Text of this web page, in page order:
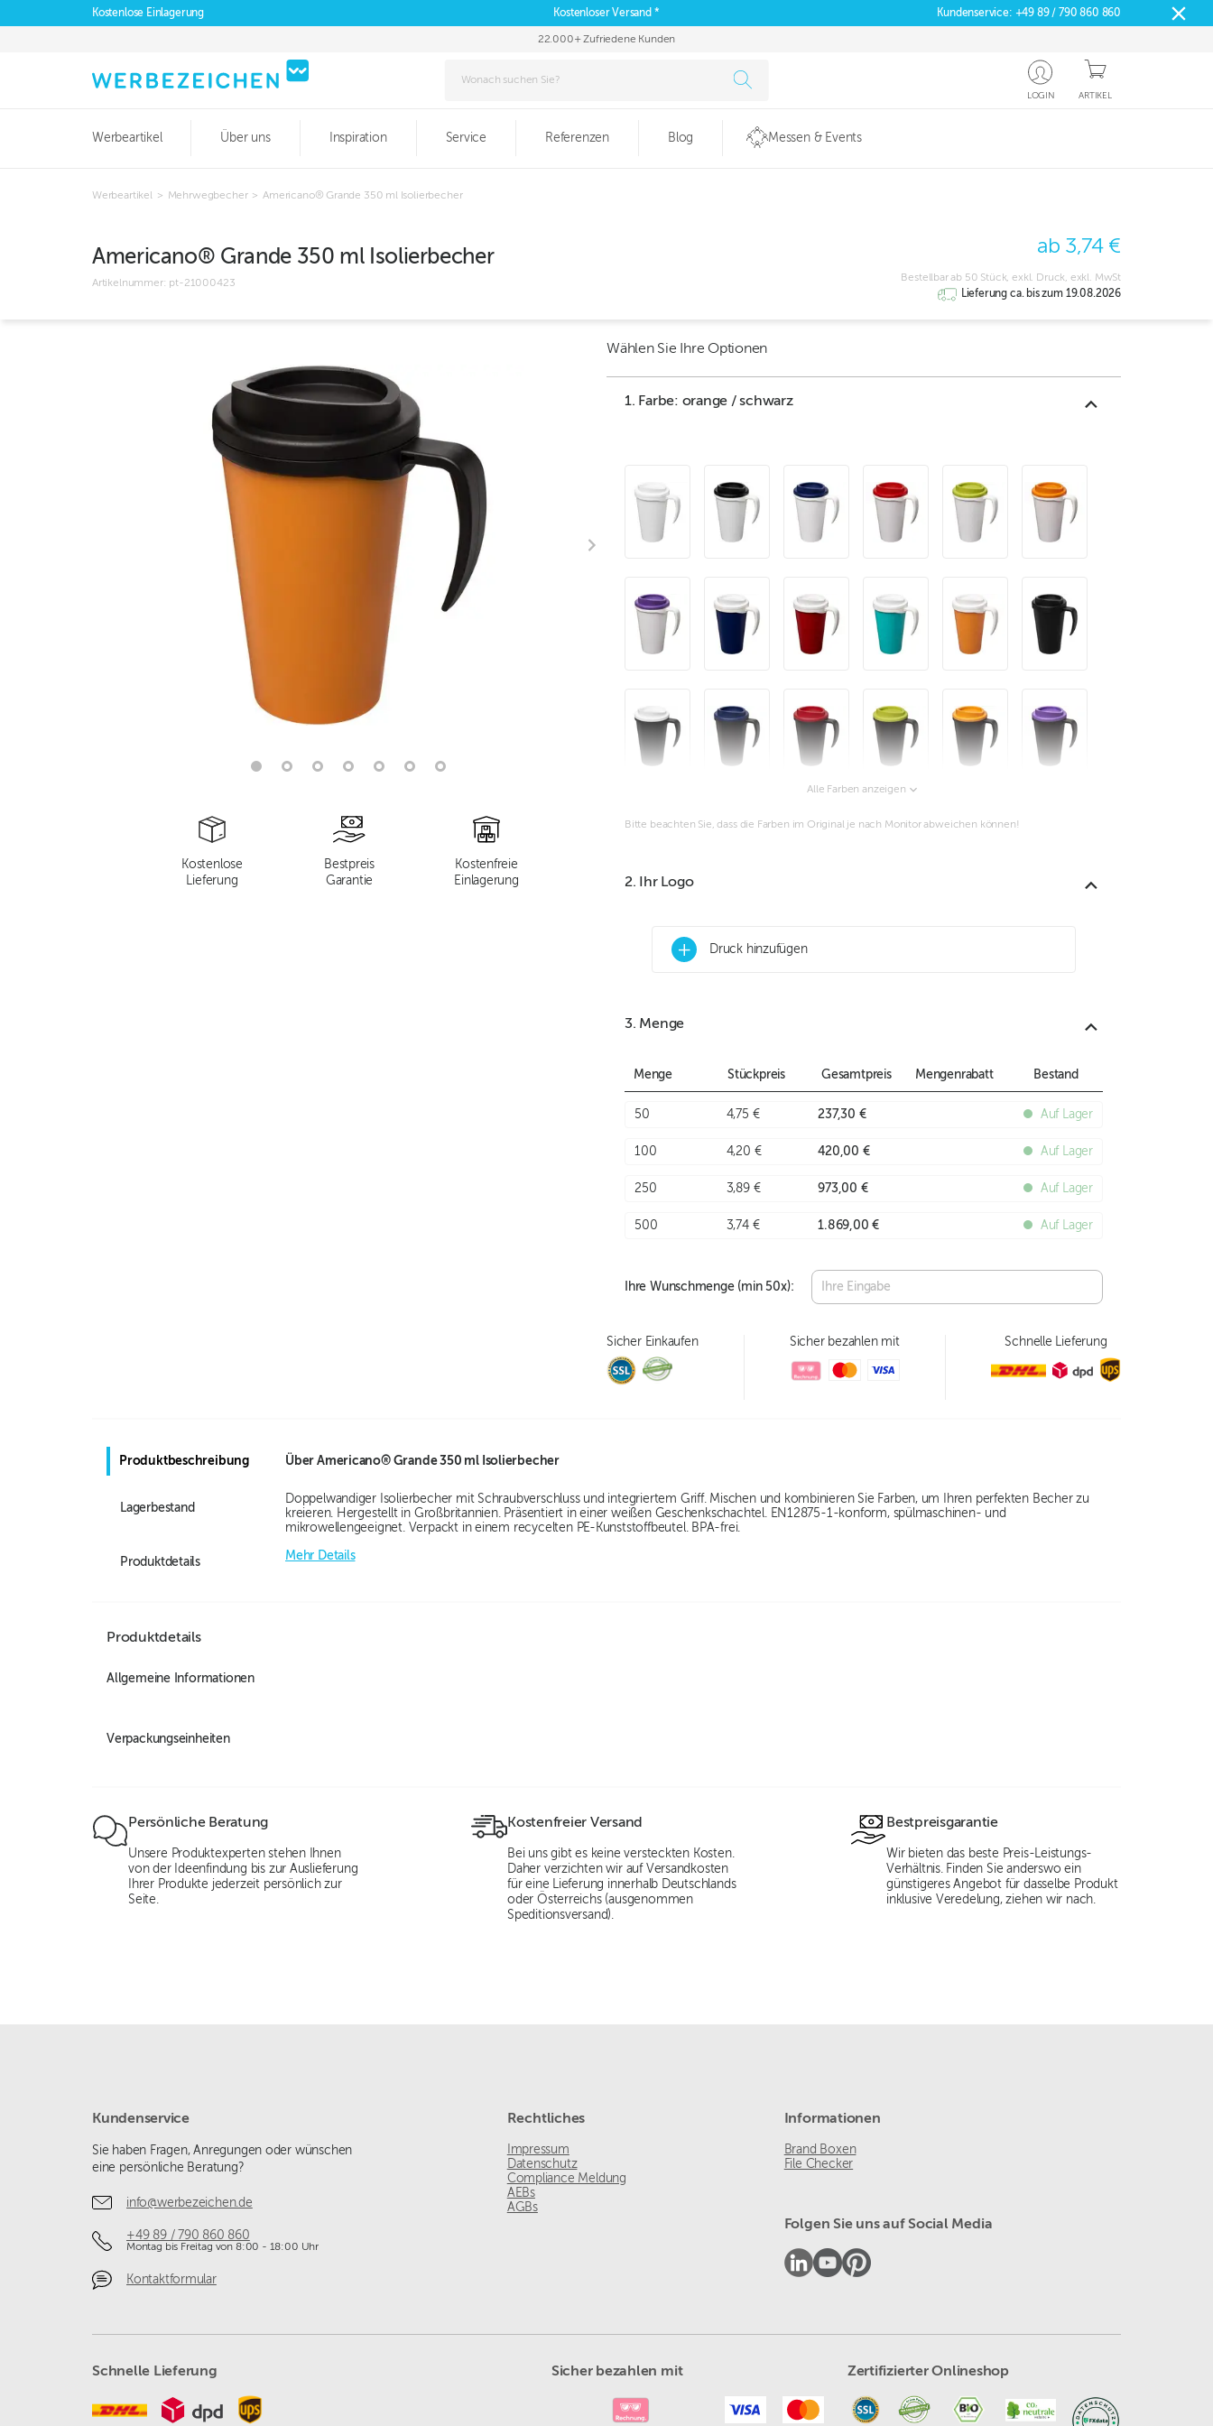
Kostenlose Einlagerung Kostenloser Versand * Kundenservice: +49 89 / 790 860 860
22.000+ Zufriedene Kunden
LOGIN ARTIKEL
Werbeartikel Über uns Inspiration Service Referenzen Blog Messen & Events
Werbeartikel > Mehrwegbecher > Americano® Grande 350 ml Isolierbecher
Americano® Grande 350 ml Isolierbecher
Artikelnummer: pt-21000423
ab 3,74 €
Bestellbar ab 50 Stück, exkl. Druck, exkl. MwSt
Lieferung ca. bis zum 19.08.2026
Kostenlose
Lieferung
Bestpreis
Garantie
Kostenfreie
Einlagerung
Wählen Sie Ihre Optionen
1. Farbe: orange / schwarz
Alle Farben anzeigen
Bitte beachten Sie, dass die Farben im Original je nach Monitor abweichen können!
2. Ihr Logo
+ Druck hinzufügen
3. Menge
Menge Stückpreis Gesamtpreis Mengenrabatt Bestand
50 4,75 € 237,30 € Auf Lager
100 4,20 € 420,00 € Auf Lager
250 3,89 € 973,00 € Auf Lager
500 3,74 € 1.869,00 € Auf Lager
Ihre Wunschmenge (min50x):
Sicher Einkaufen Sicher bezahlen mit Schnelle Lieferung
Produktbeschreibung
Lagerbestand
Produktdetails
Über Americano® Grande 350 ml Isolierbecher
Doppelwandiger Isolierbecher mit Schraubverschluss und integriertem Griff. Mischen und kombinieren Sie Farben, um Ihren perfekten Becher zu
kreieren. Hergestellt in Großbritannien. Präsentiert in einer weißen Geschenkschachtel. EN12875-1-konform, spülmaschinen- und
mikrowellengeeignet. Verpackt in einem recycelten PE-Kunststoffbeutel. BPA-frei.
Mehr Details
Produktdetails
Allgemeine Informationen
Verpackungseinheiten
Persönliche Beratung
Unsere Produktexperten stehen Ihnen
von der Ideenfindung bis zur Auslieferung
Ihrer Produkte jederzeit persönlich zur
Seite.
Kostenfreier Versand
Bei uns gibt es keine versteckten Kosten.
Daher verzichten wir auf Versandkosten
für eine Lieferung innerhalb Deutschlands
oder Österreichs (ausgenommen
Speditionsversand).
Bestpreisgarantie
Wir bieten das beste Preis-Leistungs-
Verhältnis. Finden Sie anderswo ein
günstigeres Angebot für dasselbe Produkt
inklusive Veredelung, ziehen wir nach.
Kundenservice
Sie haben Fragen, Anregungen oder wünschen
eine persönliche Beratung?
info@werbezeichen.de
+49 89 / 790 860 860
Montag bis Freitag von 8:00 - 18:00 Uhr
Kontaktformular
Rechtliches
Impressum
Datenschutz
Compliance Meldung
AEBs
AGBs
Informationen
Brand Boxen
File Checker
Folgen Sie uns auf Social Media
Schnelle Lieferung Sicher bezahlen mit Zertifizierter Onlineshop